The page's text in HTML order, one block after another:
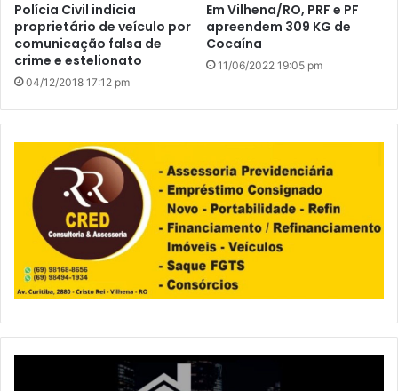
Polícia Civil indicia
proprietário de veículo por
comunicação falsa de
crime e estelionato
04/12/2018 17:12 pm
Em Vilhena/RO, PRF e PF
apreendem 309 KG de
Cocaína
11/06/2022 19:05 pm